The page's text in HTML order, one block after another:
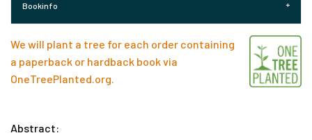
Bookinfo
We will plant a tree for each order containing
a paperback or hardback book via
OneTreePlanted.org.
Abstract: